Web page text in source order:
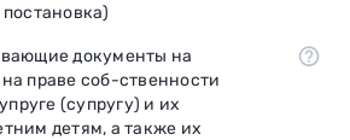
документы на
праве соб-ственности
(супругу) и их
детям, а также их